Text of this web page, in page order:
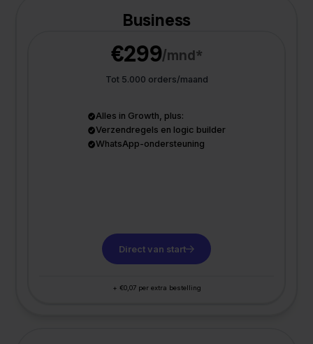
Business
€299/mnd*
Tot 5.000 orders/maand
Alles in Growth, plus:
Verzendregels en logic builder
WhatsApp-ondersteuning
Direct van start
+ €0,07 per extra bestelling